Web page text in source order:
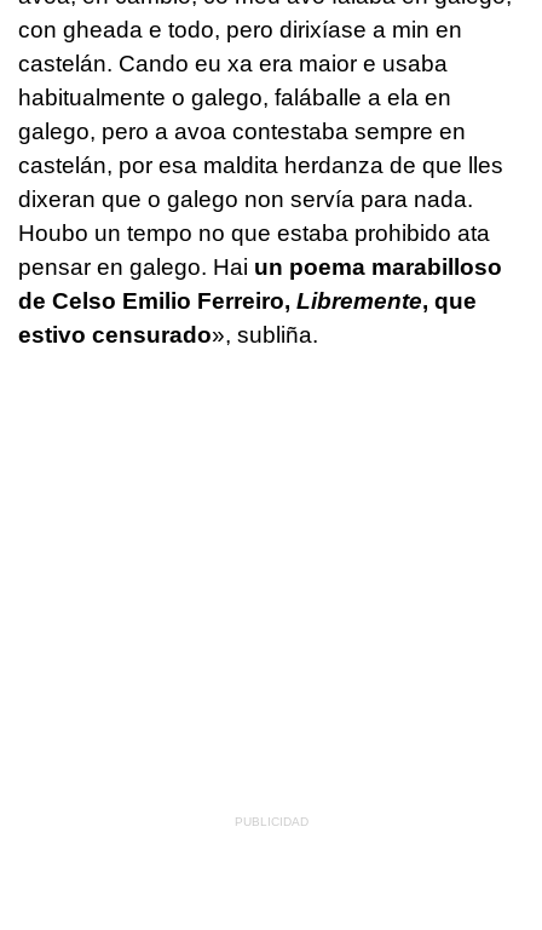
con gheada e todo, pero dirixíase a min en
castelán. Cando eu xa era maior e usaba
habitualmente o galego, faláballe a ela en
galego, pero a avoa contestaba sempre en
castelán, por esa maldita herdanza de que lles
dixeran que o galego non servía para nada.
Houbo un tempo no que estaba prohibido ata
pensar en galego. Hai un poema marabilloso
de Celso Emilio Ferreiro, Libremente, que
estivo censurado», subliña.